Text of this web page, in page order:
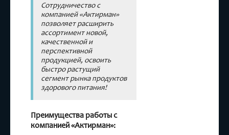
Сотрудничество с
компанией «Актирман»
позволяет расширить
ассортимент новой,
качественной и
перспективной
продукцией, освоить
быстро растущий
сегмент рынка продуктов
здорового питания!
Преимущества работы с
компанией «Актирман»: